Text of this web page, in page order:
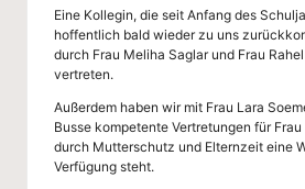
Eine Kollegin, die seit Anfang des
hoffentlich bald wieder zu uns
durch Frau Meliha Saglar und Frau
vertreten.
Außerdem haben wir mit Frau Lara
Busse kompetente Vertretungen für
durch Mutterschutz und Elternzeit eine
Verfügung steht.